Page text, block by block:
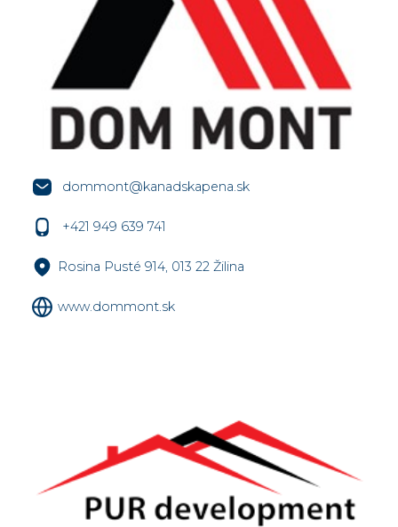
dommont@kanadskapena.sk
+421 949 639 741
Rosina Pusté 914, 013 22 Žilina
www.dommont.sk